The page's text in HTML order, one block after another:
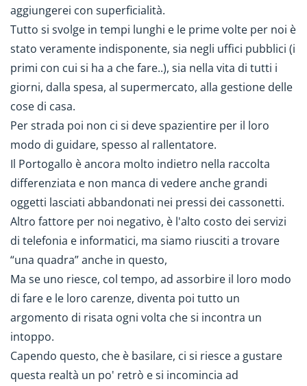
aggiungerei con superficialità.
Tutto si svolge in tempi lunghi e le prime volte per noi è
stato veramente indisponente, sia negli uffici pubblici (i
primi con cui si ha a che fare..), sia nella vita di tutti i
giorni, dalla spesa, al supermercato, alla gestione delle
cose di casa.
Per strada poi non ci si deve spazientire per il loro
modo di guidare, spesso al rallentatore.
Il Portogallo è ancora molto indietro nella raccolta
differenziata e non manca di vedere anche grandi
oggetti lasciati abbandonati nei pressi dei cassonetti.
Altro fattore per noi negativo, è l'alto costo dei servizi
di telefonia e informatici, ma siamo riusciti a trovare
“una quadra” anche in questo,
Ma se uno riesce, col tempo, ad assorbire il loro modo
di fare e le loro carenze, diventa poi tutto un
argomento di risata ogni volta che si incontra un
intoppo.
Capendo questo, che è basilare, ci si riesce a gustare
questa realtà un po' retrò e si incomincia ad